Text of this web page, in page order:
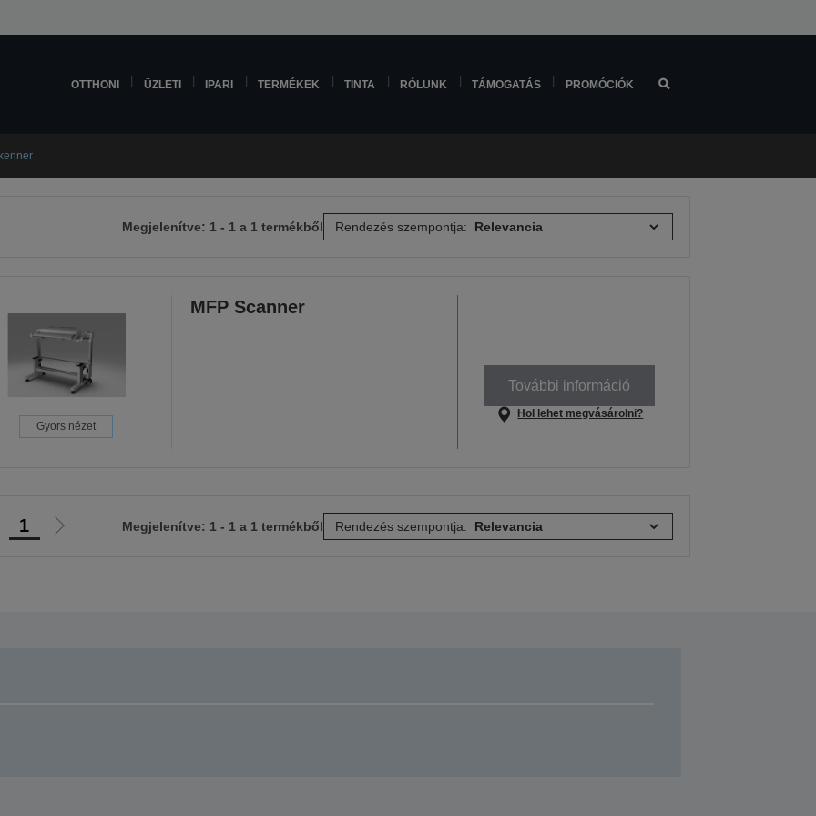
OTTHONI ÜZLETI IPARI TERMÉKEK TINTA RÓLUNK TÁMOGATÁS PROMÓCIÓK
Megjelenítve: 1 - 1 a 1 termékből Rendezés szempontja:
Gyors nézet
MFP Scanner
További információ
Hol lehet megvásárolni?
1
KövetkezőMegjelenítve: 1 - 1 a 1 termékből Rendezés szempontja: